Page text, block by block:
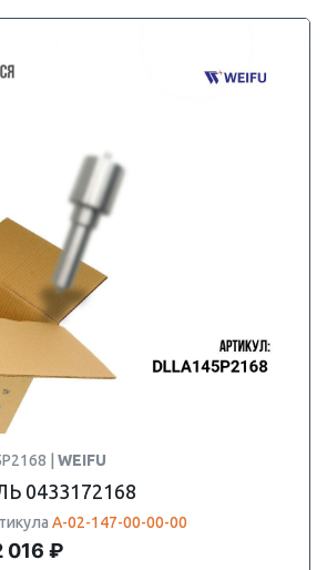
| WEIFU
0433172168
А-02-147-00-00-00
016 ₽